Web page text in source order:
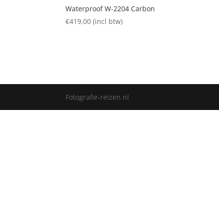
Waterproof W-2204 Carbon
€419,00 (incl btw)
Fotografie-reizen.nl